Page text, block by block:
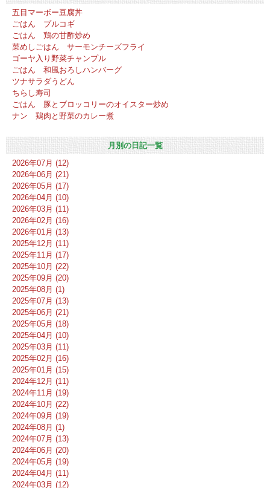
五目マーボー豆腐丼
ごはん プルコギ
ごはん 鶏の甘酢炒め
菜めしごはん サーモンチーズフライ
ゴーヤ入り野菜チャンプル
ごはん 和風おろしハンバーグ
ツナサラダうどん
ちらし寿司
ごはん 豚とブロッコリーのオイスター炒め
ナン 鶏肉と野菜のカレー煮
月別の日記一覧
2026年07月 (12)
2026年06月 (21)
2026年05月 (17)
2026年04月 (10)
2026年03月 (11)
2026年02月 (16)
2026年01月 (13)
2025年12月 (11)
2025年11月 (17)
2025年10月 (22)
2025年09月 (20)
2025年08月 (1)
2025年07月 (13)
2025年06月 (21)
2025年05月 (18)
2025年04月 (10)
2025年03月 (11)
2025年02月 (16)
2025年01月 (15)
2024年12月 (11)
2024年11月 (19)
2024年10月 (22)
2024年09月 (19)
2024年08月 (1)
2024年07月 (13)
2024年06月 (20)
2024年05月 (19)
2024年04月 (11)
2024年03月 (12)